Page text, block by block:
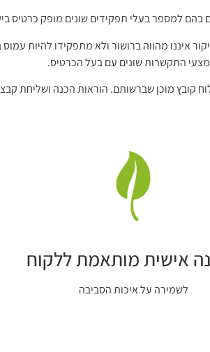
בהם למספר בעלי תפקידים שונים מופק כרטיס
איננו מהווה ברושור ולא מתפקידו להיות
התקשרות שונים עם בעל הכרטיס.
קובץ מוכן שברשותם. הוראות הכנה ושליחת
אישית מותאמת ללקוח
לשמירה על איכות הסביבה